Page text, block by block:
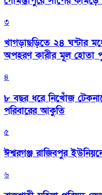
৩
খাগড়াছড়িতে ২৪ ঘন্টার
অপহরণ কারীর মূল হোতা
৪
৮ বছর ধরে নিখোঁজ
পরিবারের আকুতি
৫
ঈশ্বরগঞ্জ রাজিবপুর
৬